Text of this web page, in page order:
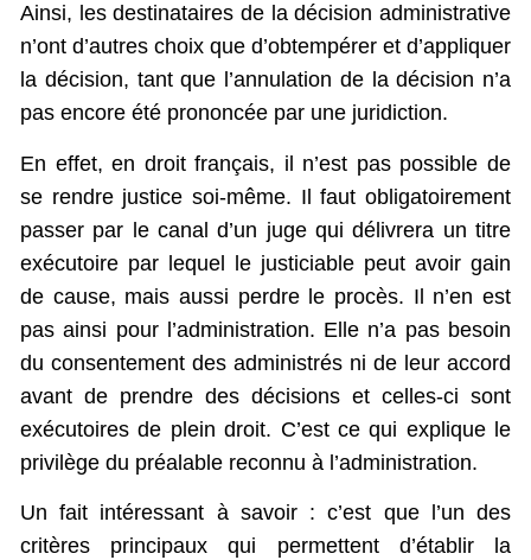
Ainsi, les destinataires de la décision administrative
n’ont d’autres choix que d’obtempérer et d’appliquer
la décision, tant que l’annulation de la décision n’a
pas encore été prononcée par une juridiction.
En effet, en droit français, il n’est pas possible de
se rendre justice soi-même. Il faut obligatoirement
passer par le canal d’un juge qui délivrera un titre
exécutoire par lequel le justiciable peut avoir gain
de cause, mais aussi perdre le procès. Il n’en est
pas ainsi pour l’administration. Elle n’a pas besoin
du consentement des administrés ni de leur accord
avant de prendre des décisions et celles-ci sont
exécutoires de plein droit. C’est ce qui explique le
privilège du préalable reconnu à l’administration.
Un fait intéressant à savoir : c’est que l’un des
critères principaux qui permettent d’établir la